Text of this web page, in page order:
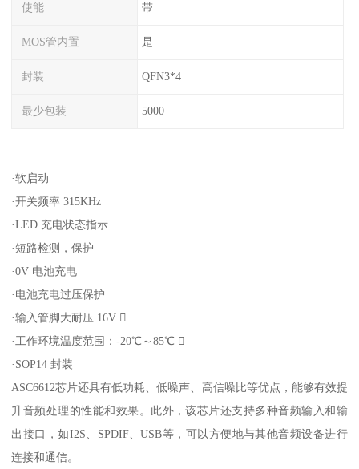
使能 带
MOS管内置 是
封装 QFN3*4
最少包装 5000
·软启动
·开关频率 315KHz
·LED 充电状态指示
·短路检测，保护
·0V 电池充电
·电池充电过压保护
·输入管脚大耐压 16V 
·工作环境温度范围：-20℃～85℃ 
·SOP14 封装
ASC6612芯片还具有低功耗、低噪声、高信噪比等优点，能够有效提
升音频处理的性能和效果。此外，该芯片还支持多种音频输入和输
出接口，如I2S、SPDIF、USB等，可以方便地与其他音频设备进行
连接和通信。